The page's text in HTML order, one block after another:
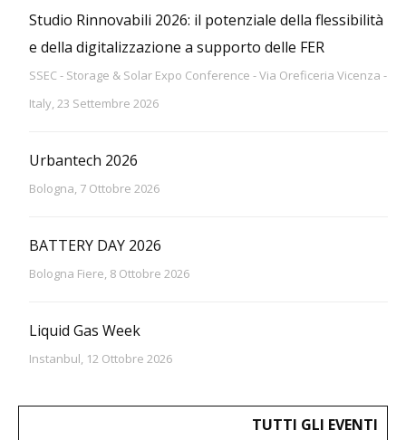
Studio Rinnovabili 2026: il potenziale della flessibilità
e della digitalizzazione a supporto delle FER
SSEC - Storage & Solar Expo Conference - Via Oreficeria Vicenza -
Italy, 23 Settembre 2026
Urbantech 2026
Bologna, 7 Ottobre 2026
BATTERY DAY 2026
Bologna Fiere, 8 Ottobre 2026
Liquid Gas Week
Instanbul, 12 Ottobre 2026
TUTTI GLI EVENTI